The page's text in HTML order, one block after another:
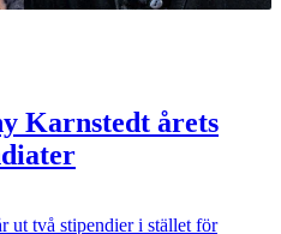
Karnstedt årets
ut två stipendier i stället för